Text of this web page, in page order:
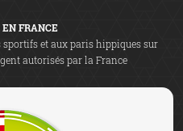
FRANCE
et aux paris hippiques sur
autorisés par la France